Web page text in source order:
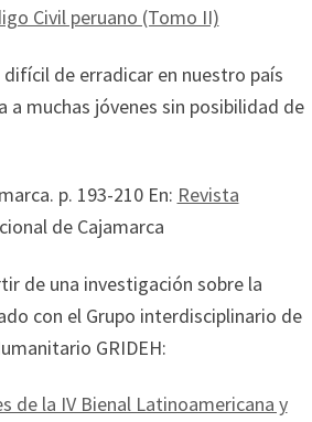
Civil peruano (Tomo II)
de erradicar en nuestro país
muchas jóvenes sin posibilidad de
p. 193-210 En: Revista
de Cajamarca
de una investigación sobre la
con el Grupo interdisciplinario de
GRIDEH:
de la IV Bienal Latinoamericana y